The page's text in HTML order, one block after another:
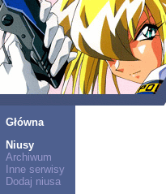
Główna
Niusy
Archiwum
Inne serwisy
Dodaj niusa